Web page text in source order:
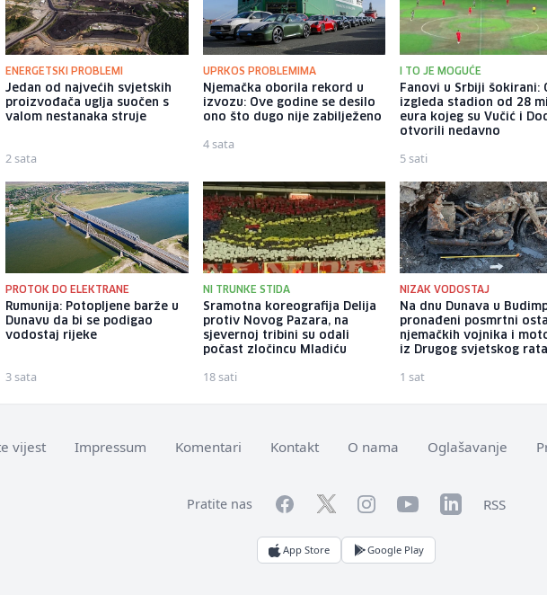
ENERGETSKI PROBLEMI
Jedan od najvećih svjetskih
proizvođača uglja suočen s
valom nestanaka struje
2 sata
UPRKOS PROBLEMIMA
Njemačka oborila rekord u
izvozu: Ove godine se desilo
ono što dugo nije zabilježeno
4 sata
I TO JE MOGUĆE
Fanovi u Srbiji šokirani:
izgleda stadion od 28
eura kojeg su Vučić i
otvorili nedavno
5 sati
PROTOK DO ELEKTRANE
Rumunija: Potopljene barže u
Dunavu da bi se podigao
vodostaj rijeke
3 sata
NI TRUNKE STIDA
Sramotna koreografija Delija
protiv Novog Pazara, na
sjevernoj tribini su odali
počast zločincu Mladiću
18 sati
NIZAK VODOSTAJ
Na dnu Dunava u
pronađeni posmrtni
njemačkih vojnika i
iz Drugog svjetskog
1 sat
vijest Impressum Komentari Kontakt O nama Oglašavanje
Pratite nas FacebookTwitterInstagramYouTubeLinkedInRSS
App Store Google Play